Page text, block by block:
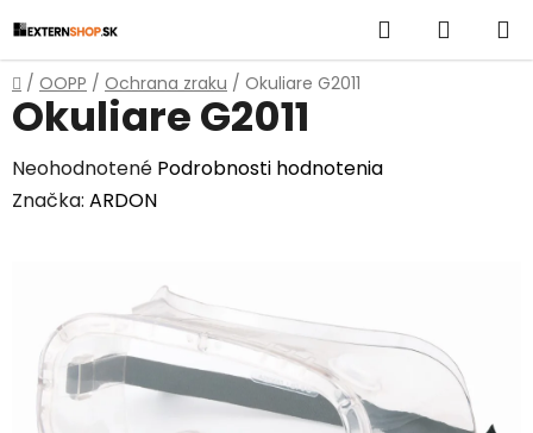
na
obsah
Hľadať
KOŠÍK
Domov
/ OOPP / Ochrana zraku / Okuliare G2011
Okuliare G2011
Priemerné
hodnotenie
hviezdičiek.
Neohodnotené Podrobnosti hodnotenia
Značka: ARDON